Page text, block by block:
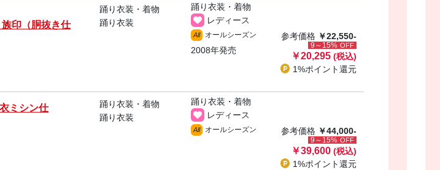
印（胴抜き仕
踊り衣装・着物
踊り衣装
踊り衣装・着物
レディース
All オールシーズン
2008年発売
参考価格 ￥22,550-
9～15% OFF
￥20,295 (税込)
1%ポイント還元
ミシン仕
踊り衣装・着物
踊り衣装
踊り衣装・着物
レディース
All オールシーズン 参考価格 ￥44,000-
9～15% OFF
￥39,600 (税込)
1%ポイント還元